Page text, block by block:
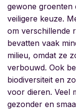
gewone groenten
veiligere keuze.
om verschillende
bevatten vaak
milieu, omdat ze
verbouwd. Ook
biodiversiteit en
voor dieren. Veel
gezonder en